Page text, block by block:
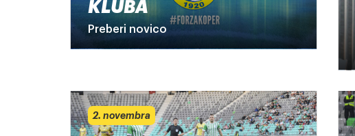
KLUBA
Preberi novico
2. novembra